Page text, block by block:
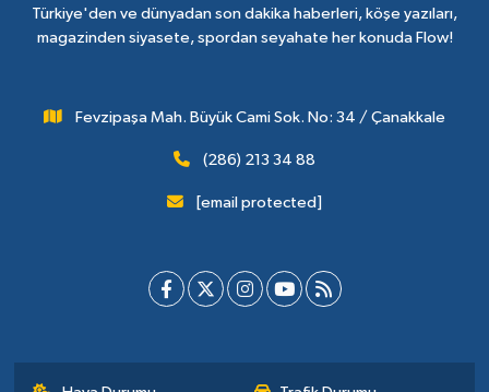
Türkiye'den ve dünyadan son dakika haberleri, köşe yazıları,
magazinden siyasete, spordan seyahate her konuda Flow!
Fevzipaşa Mah. Büyük Cami Sok. No: 34 / Çanakkale
(286) 213 34 88
[email protected]